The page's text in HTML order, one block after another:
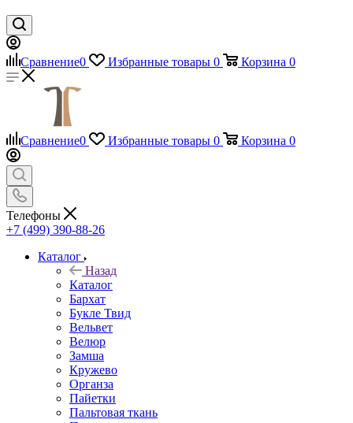
Сравнение0 Избранные товары 0 Корзина 0
Сравнение0 Избранные товары 0 Корзина 0
Телефоны
+7 (499) 390-88-26
Каталог
Назад
Каталог
Бархат
Букле Твид
Вельвет
Велюр
Замша
Кружево
Органза
Пайетки
Пальтовая ткань